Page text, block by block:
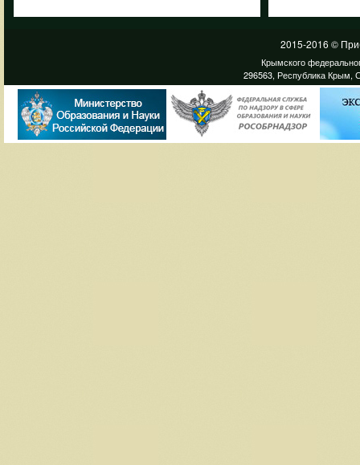
2015-2016 ©
Крымского
296563, Республика Крым,